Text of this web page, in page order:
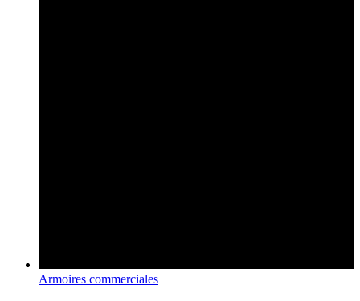
Armoires commerciales